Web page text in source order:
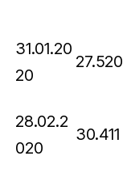
31.01.20
20
27.520
28.02.2
020
30.411